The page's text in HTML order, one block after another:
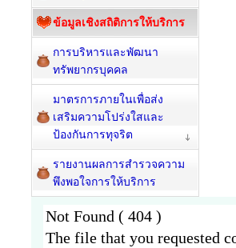
ข้อมูลเชิงสถิติการให้บริการ
การบริหารและพัฒนา
ทรัพยากรบุคคล
มาตรการภายในเพื่อส่ง
เสริมความโปร่งใสและ
ป้องกันการทุจริต
รายงานผลการสำรวจความ
พึงพอใจการให้บริการ